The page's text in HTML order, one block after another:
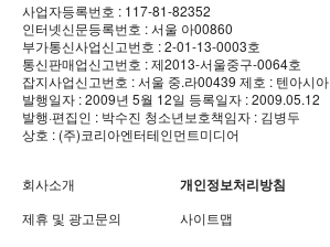
사업자등록번호 : 117-81-82352
인터넷신문등록번호 : 서울 아00860
부가통신사업신고번호 : 2-01-13-0003호
통신판매업신고번호 : 제2013-서울중구-0064호
잡지사업신고번호 : 서울 중.라00439 제호 : 텐아시아
발행일자 : 2009년 5월 12일 등록일자 : 2009.05.12
발행·편집인 : 박수진 청소년보호책임자 : 김병두
상호 : (주)코리아엔터테인먼트미디어
회사소개 개인정보처리방침
제휴 및 광고문의
사이트맵